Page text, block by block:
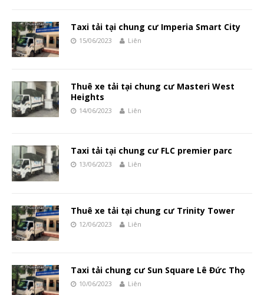
Taxi tải tại chung cư Imperia Smart City
15/06/2023 Liên
Thuê xe tải tại chung cư Masteri West
Heights
14/06/2023 Liên
Taxi tải tại chung cư FLC premier parc
13/06/2023 Liên
Thuê xe tải tại chung cư Trinity Tower
12/06/2023 Liên
Taxi tải chung cư Sun Square Lê Đức Thọ
10/06/2023 Liên